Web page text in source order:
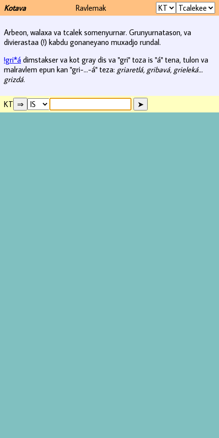
Kotava Ravlemak
Arbeon, walaxa va tcalek somenyurnar. Grunyurnatason, va
divierastaa (!) kabdu gonaneyano muxadjo rundal.
!gri*á dimstakser va kot gray dis va "gri" toza is "á" tena, tulon va
malravlem epun kan "gri-...-á" teza: griaretlá, gribavá, grieleká...
grizdá.
KT